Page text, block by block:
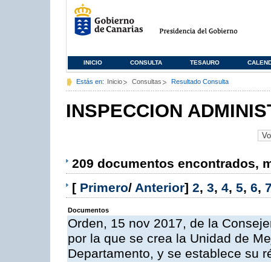
INICIO CONSULTA TESAURO
Estás en: Inicio Consultas Resultado Consulta
INSPECCION
209 documentos encontrados,
[ Primero/ Anterior] 2, 3, 4, 5, 6,
Documentos
Orden, 15 nov 2017, de la
por la que se crea la Unidad de
Departamento, y se establece su